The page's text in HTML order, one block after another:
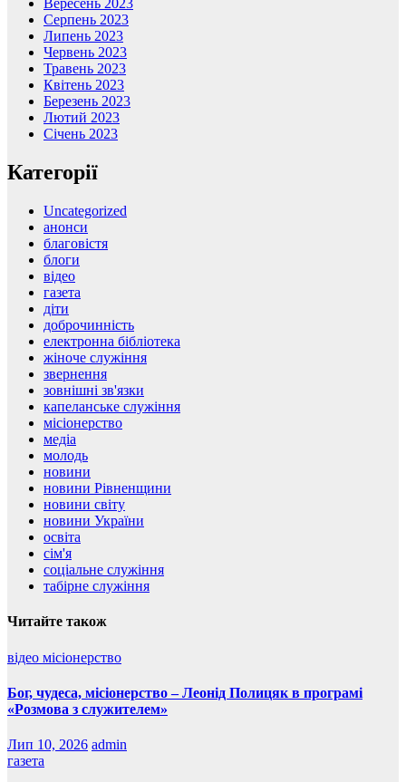
Вересень 2023
Серпень 2023
Липень 2023
Червень 2023
Травень 2023
Квітень 2023
Березень 2023
Лютий 2023
Січень 2023
Категорії
Uncategorized
анонси
благовістя
блоги
відео
газета
діти
доброчинність
електронна бібліотека
жіноче служіння
звернення
зовнішні зв'язки
капеланське служіння
місіонерство
медіа
молодь
новини
новини Рівненщини
новини світу
новини України
освіта
сім'я
соціальне служіння
табірне служіння
Читайте також
відео місіонерство
Бог, чудеса, місіонерство – Леонід Полицяк в програмі
«Розмова з служителем»
Лип 10, 2026 admin
газета